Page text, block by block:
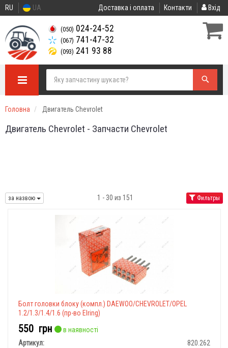
RU UA Доставка і оплата Контакти Вхід
(050) 024-24-52
(067) 741-47-32
(093) 241 93 88
Головна Двигатель Chevrolet
Двигатель Chevrolet - Запчасти Chevrolet
за назвою 1 - 30 из 151 Фильтры
Болт головки блоку (компл.) DAEWOO/CHEVROLET/OPEL
1.2/1.3/1.4/1.6 (пр-во Elring)
550 грн
в наявності
Артикул:
820.262